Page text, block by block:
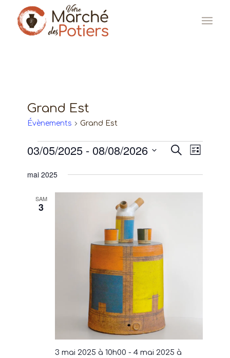
Grand Est
Évènements Grand Est
Évènements Recherche
Liste
03/05/2025 - 08/08/2026
une
mai 2025
SAM
3
3 mai 2025 à 10h00 -4 mai 2025 à